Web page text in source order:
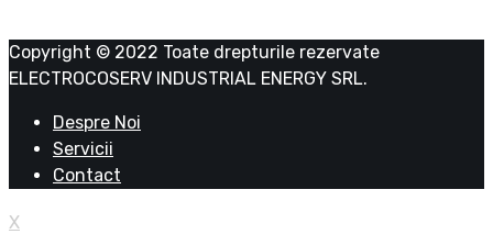
Copyright © 2022 Toate drepturile rezervate
ELECTROCOSERV INDUSTRIAL ENERGY SRL.
Despre Noi
Servicii
Contact
X